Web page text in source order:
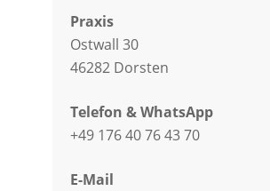
Praxis
Ostwall 30
46282 Dorsten
Telefon & WhatsApp
+49 176 40 76 43 70
E-Mail